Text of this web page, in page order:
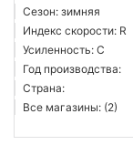
Сезон: зимняя
Индекс скорости: R
Усиленность: C
Год производства:
Страна:
Все магазины: (2)